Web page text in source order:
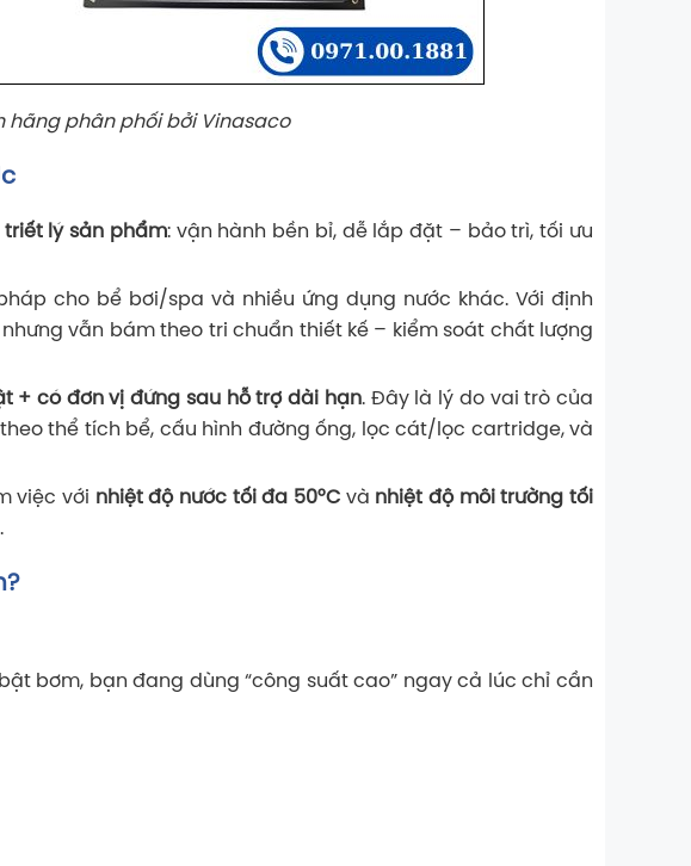
hãng phân phối bởi Vinasaco
triết lý sản phẩm: vận hành bền bỉ, dễ lắp đặt – bảo trì, tối ưu
cho bể bơi/spa và nhiều ứng dụng nước khác. Với định
vẫn bám theo tri chuẩn thiết kế – kiểm soát chất lượng
+ có đơn vị đứng sau hỗ trợ dài hạn. Đây là lý do vai trò của
thể tích bể, cấu hình đường ống, lọc cát/lọc cartridge, và
việc với nhiệt độ nước tối đa 50°C và nhiệt độ môi trường tối
bơm, bạn đang dùng “công suất cao” ngay cả lúc chỉ cần